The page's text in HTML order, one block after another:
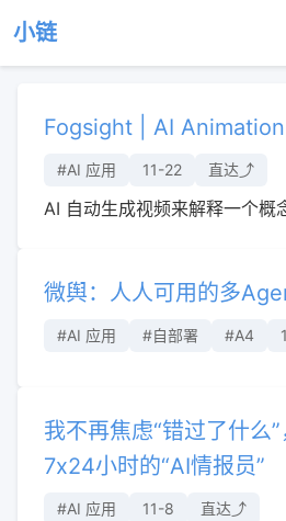
小链
Fogsight | AI
#AI 应用 11-22 直达⤴︎
AI 自动生成视频来解释一个概
微舆：人人可用的多
#AI 应用 #自部署 #A4
我不再焦虑“错过了什么
7x24小时的“AI情报员”
#AI 应用 11-8 直达⤴︎